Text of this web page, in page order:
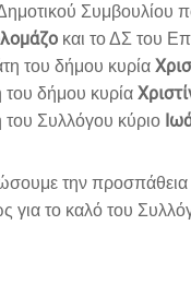
Δημοτικού
και το ΔΣ του
του δήμου κυρία
του δήμου κυρία
του Συλλόγου κύριο
την
για το καλό του